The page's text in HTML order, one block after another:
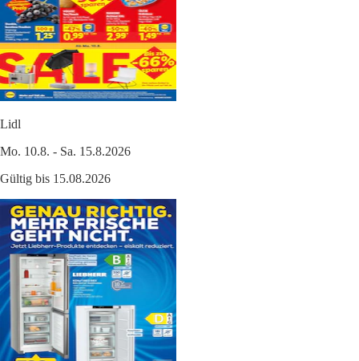
Lidl
Mo. 10.8. - Sa. 15.8.2026
Gültig bis 15.08.2026